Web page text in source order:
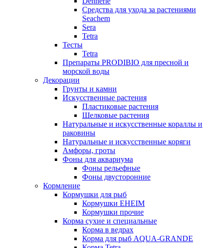
Средства для ухода за растениями
Seachem
Sera
Tetra
Тесты
Tetra
Препараты PRODIBIO для пресной и
морской воды
Декорации
Грунты и камни
Искусственные растения
Пластиковые растения
Шелковые растения
Натуральные и искусственные кораллы и
раковины
Натуральные и искусственные коряги
Амфоры, гроты
Фоны для аквариума
Фоны рельефные
Фоны двусторонние
Кормление
Кормушки для рыб
Кормушки EHEIM
Кормушки прочие
Корма сухие и специальные
Корма в ведрах
Корма для рыб AQUA-GRANDE